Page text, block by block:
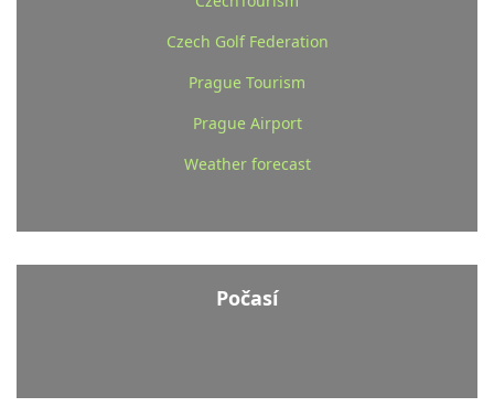
Czech Golf Federation
Prague Tourism
Prague Airport
Weather forecast
Počasí